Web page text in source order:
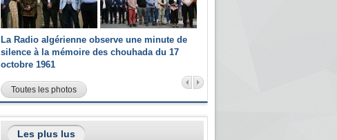
La Radio algérienne observe une minute de
silence à la mémoire des chouhada du 17
octobre 1961
Toutes les photos
Les plus lus